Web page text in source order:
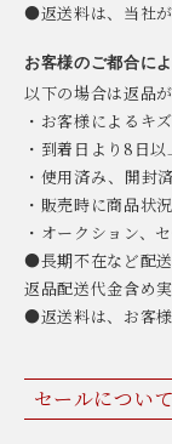
●返送料は、当社が
お客様のご都合に
以下の場合は返品
・お客様によるキ
・到着日より8日
・使用済み、開封
・販売時に商品状
・オークション、
●長期不在など配
返品配送代金含め
●返送料は、お客様
セールについて